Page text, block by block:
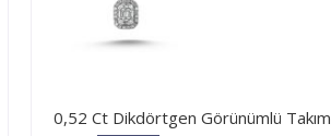
0,52 Ct Dikdörtgen Görünümlü Takım